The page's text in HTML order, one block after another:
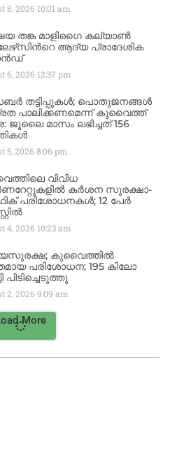
8, 2026 10:01 am
തങ്ക മാളിഗൈ കല്യാണ്‍
ആദ്യ പ്രാദേശിക
6, 2026 12:37 pm
തട്ടിപ്പുകൾ; പൊതുജനങ്ങൾ
പാലിക്കണമെന്ന് കുവൈത്ത്
ജൂലൈ മാസം ലഭിച്ചത് 156
5, 20268:06 pm
വിവിധ
കർശന സുരക്ഷാ-
പരിശോധനകൾ; 12 പേർ
4, 2026 10:23 am
കുവൈത്തിൽ
പരിശോധന; 195 കിലോ
പിടിച്ചെടുത്തു
2, 20269:09 am
More